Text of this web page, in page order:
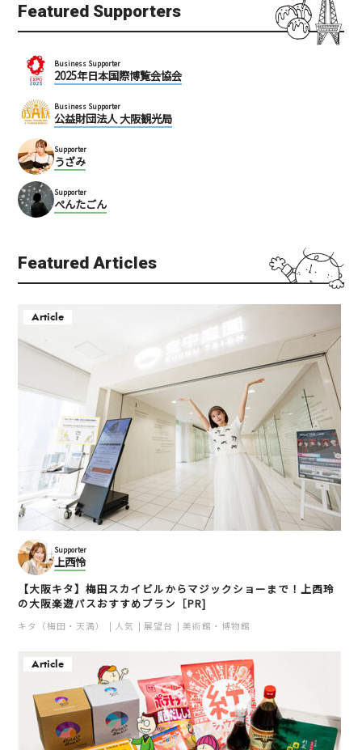
Featured Supporters
Business Supporter
2025年日本国際博覧会協会
Business Supporter
公益財団法人 大阪観光局
Supporter
うざみ
Supporter
ぺんたごん
Featured Articles
Article
Supporter
上西怜
【大阪キタ】梅田スカイビルからマジックショーまで！上西玲
の大阪楽遊パスおすすめプラン［PR]
キタ（梅田・天満） 人気 展望台 美術館・博物館
Article